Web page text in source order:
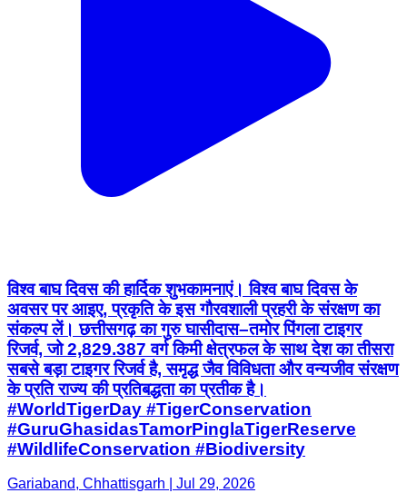
विश्व बाघ दिवस की हार्दिक शुभकामनाएं। विश्व बाघ दिवस के
अवसर पर आइए, प्रकृति के इस गौरवशाली प्रहरी के संरक्षण का
संकल्प लें। छत्तीसगढ़ का गुरु घासीदास–तमोर पिंगला टाइगर
रिजर्व, जो 2,829.387 वर्ग किमी क्षेत्रफल के साथ देश का तीसरा
सबसे बड़ा टाइगर रिजर्व है, समृद्ध जैव विविधता और वन्यजीव संरक्षण
के प्रति राज्य की प्रतिबद्धता का प्रतीक है।
#WorldTigerDay #TigerConservation
#GuruGhasidasTamorPinglaTigerReserve
#WildlifeConservation #Biodiversity
Gariaband, Chhattisgarh | Jul 29, 2026